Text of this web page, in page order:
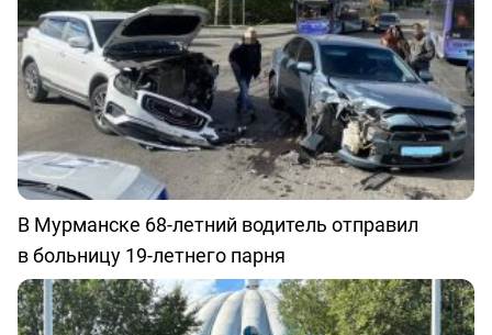
В Мурманске 68-летний водитель отправил
в больницу 19-летнего парня